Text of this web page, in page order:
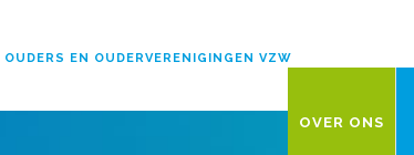
EN OUDERVERENIGINGEN VZW
OVER ONS